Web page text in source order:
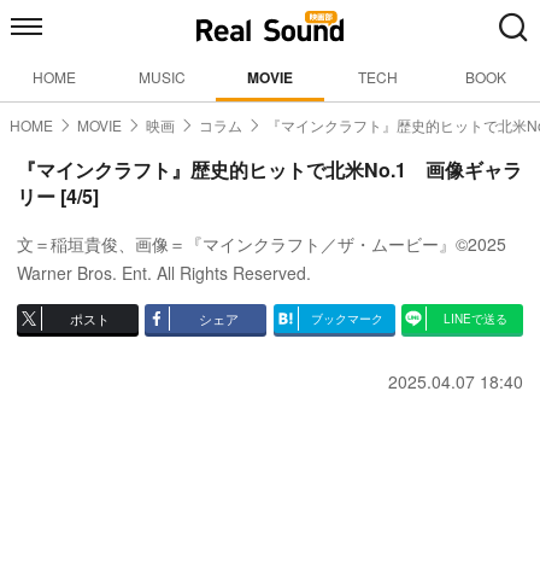
HOME MUSIC MOVIE TECH BOOK
HOME MOVIE 映画 コラム 『マインクラフト』歴史的ヒットで北米
『マインクラフト』歴史的ヒットで北米No.1 画像ギャラ
リー [4/5]
文＝稲垣貴俊、画像＝『マインクラフト／ザ・ムービー』©2025
Warner Bros. Ent. All Rights Reserved.
ポスト シェア ブックマーク LINEで送る
2025.04.07 18:40